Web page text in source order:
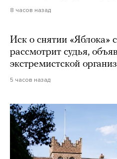
8 часов назад
Иск о снятии «Яблока»
рассмотрит судья,
экстремистской
5 часов назад